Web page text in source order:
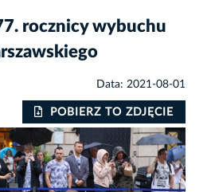
rocznicy wybuchu
Data: 2021-08-01
POBIERZ TO ZDJĘCIE